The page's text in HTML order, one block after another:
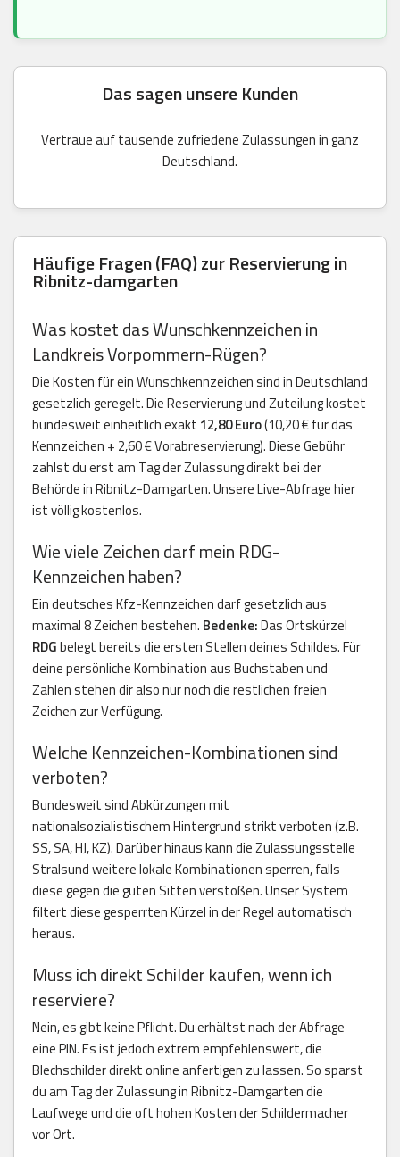
Das sagen unsere Kunden
Vertraue auf tausende zufriedene Zulassungen in ganz
Deutschland.
Häufige Fragen (FAQ) zur Reservierung in
Ribnitz-damgarten
Was kostet das Wunschkennzeichen in
Landkreis Vorpommern-Rügen?
Die Kosten für ein Wunschkennzeichen sind in Deutschland
gesetzlich geregelt. Die Reservierung und Zuteilung kostet
bundesweit einheitlich exakt 12,80 Euro(10,20 € für das
Kennzeichen + 2,60 € Vorabreservierung). Diese Gebühr
zahlst du erst am Tag der Zulassung direkt bei der
Behörde in Ribnitz-Damgarten. Unsere Live-Abfrage hier
ist völlig kostenlos.
Wie viele Zeichen darf mein RDG-
Kennzeichen haben?
Ein deutsches Kfz-Kennzeichen darf gesetzlich aus
maximal 8 Zeichen bestehen. Bedenke:Das Ortskürzel
RDGbelegt bereits die ersten Stellen deines Schildes. Für
deine persönliche Kombination aus Buchstaben und
Zahlen stehen dir also nur noch die restlichen freien
Zeichen zur Verfügung.
Welche Kennzeichen-Kombinationen sind
verboten?
Bundesweit sind Abkürzungen mit
nationalsozialistischem Hintergrund strikt verboten (z.B.
SS, SA, HJ, KZ). Darüber hinaus kann die Zulassungsstelle
Stralsund weitere lokale Kombinationen sperren, falls
diese gegen die guten Sitten verstoßen. Unser System
filtert diese gesperrten Kürzel in der Regel automatisch
heraus.
Muss ich direkt Schilder kaufen, wenn ich
reserviere?
Nein, es gibt keine Pflicht. Du erhältst nach der Abfrage
eine PIN. Es ist jedoch extrem empfehlenswert, die
Blechschilder direkt online anfertigen zu lassen. So sparst
du am Tag der Zulassung in Ribnitz-Damgarten die
Laufwege und die oft hohen Kosten der Schildermacher
vor Ort.